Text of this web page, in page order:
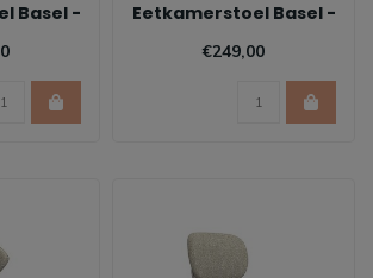
Basel -
Eetkamerstoel Basel -
Naturel | Zwart
€249,00